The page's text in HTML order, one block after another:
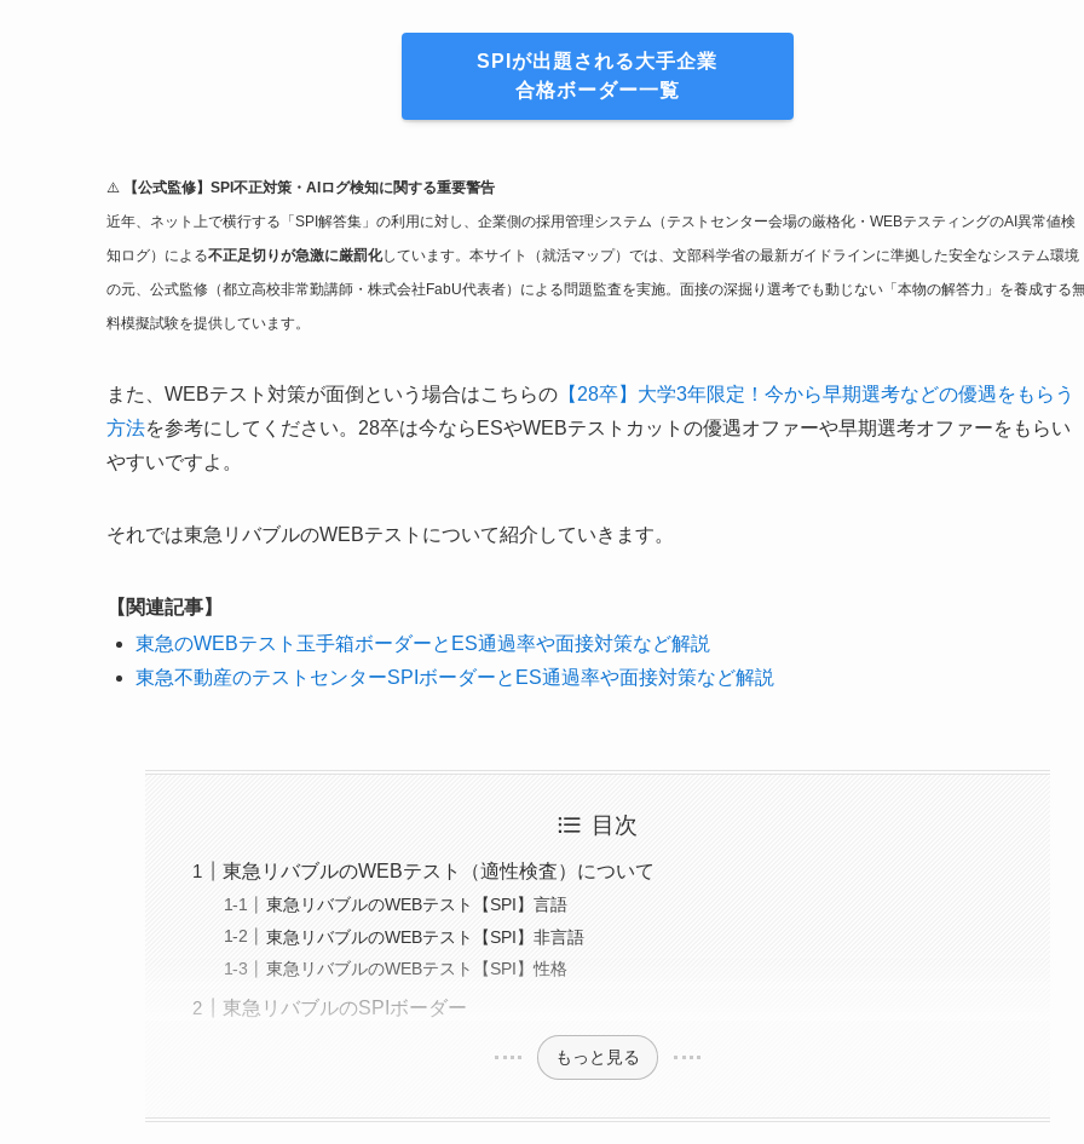
SPIが出題される大手企業
合格ボーダー一覧
⚠️
【公式監修】SPI不正対策・AIログ検知に関する重要警告
近年、ネット上で横行する「SPI解答集」の利用に対し、企業側の採用管理システム（テストセンター会場の厳格化・WEBテスティングのAI異常値検
知ログ）による不正足切りが急激に厳罰化しています。本サイト（就活マップ）では、文部科学省の最新ガイドラインに準拠した安全なシステム環境
の元、公式監修（都立高校非常勤講師・株式会社FabU代表者）による問題監査を実施。面接の深掘り選考でも動じない「本物の解答力」を養成する
料模擬試験を提供しています。
また、WEBテスト対策が面倒という場合はこちらの 【28卒】大学3年限定！今から早期選考などの優遇をもらう
方法を参考にしてください。28卒は今ならESやWEBテストカットの優遇オファーや早期選考オファーをもらい
やすいですよ。
それでは東急リバブルのWEBテストについて紹介していきます。
【関連記事】
東急のWEBテスト玉手箱ボーダーとES通過率や面接対策など解説
東急不動産のテストセンターSPIボーダーとES通過率や面接対策など解説
目次
東急リバブルのWEBテスト（適性検査）について
東急リバブルのWEBテスト【SPI】言語
東急リバブルのWEBテスト【SPI】非言語
東急リバブルのWEBテスト【SPI】性格
東急リバブルのSPIボーダー
もっと見る